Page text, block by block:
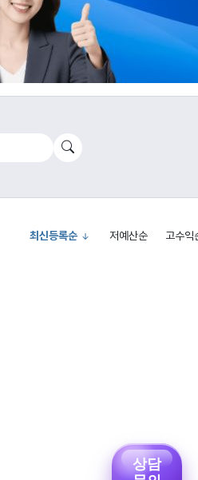
최신등록순 저예산순 고수익
상담